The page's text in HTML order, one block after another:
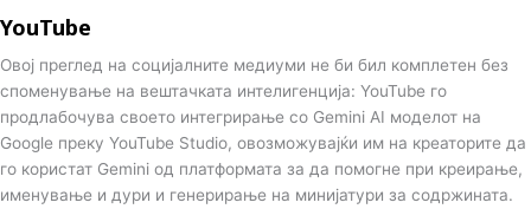
YouTube
Овој преглед на социјалните медиуми не би бил комплетен без
споменување на вештачката интелигенција: YouTube го
продлабочува своето интегрирање со Gemini AI моделот на
Google преку YouTube Studio, овозможувајќи им на креаторите да
го користат Gemini од платформата за да помогне при креирање,
именување и дури и генерирање на минијатури за содржината.